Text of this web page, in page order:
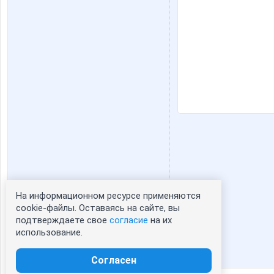
Статистика портрета:
сейчас просматривают портрет - 0
зарегистрированные пользователи
На информационном ресурсе применяются
cookie-файлы. Оставаясь на сайте, вы
подтверждаете свое согласие на их
использование.
Согласен